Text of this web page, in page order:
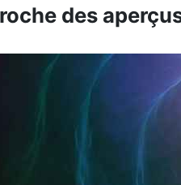
des